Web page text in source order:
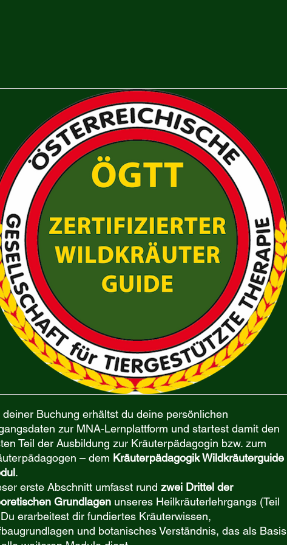
deiner Buchung erhältst du deine persönlichen
zur MNA-Lernplattform und startest damit den
Teil der Ausbildung zur Kräuterpädagogin bzw. zum
– dem Kräuterpädagogik Wildkräuterguide
.
erste Abschnitt umfasst rund zwei Drittel der
Grundlagen unseres Heilkräuterlehrgangs (Teil
erarbeitest dir fundiertes Kräuterwissen,
und botanisches Verständnis, das als Basis